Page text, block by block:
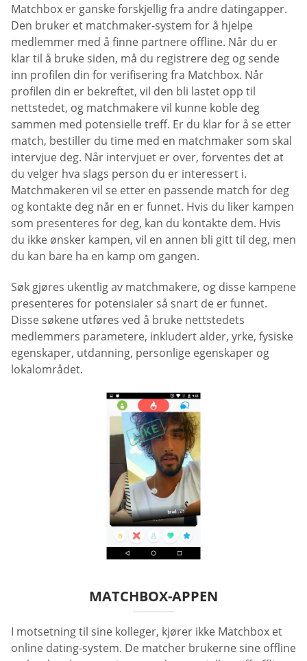
Matchbox er ganske forskjellig fra andre datingapper.
Den bruker et matchmaker-system for å hjelpe
medlemmer med å finne partnere offline. Når du er
klar til å bruke siden, må du registrere deg og sende
inn profilen din for verifisering fra Matchbox. Når
profilen din er bekreftet, vil den bli lastet opp til
nettstedet, og matchmakere vil kunne koble deg
sammen med potensielle treff. Er du klar for å se etter
match, bestiller du time med en matchmaker som skal
intervjue deg. Når intervjuet er over, forventes det at
du velger hva slags person du er interessert i.
Matchmakeren vil se etter en passende match for deg
og kontakte deg når en er funnet. Hvis du liker kampen
som presenteres for deg, kan du kontakte dem. Hvis
du ikke ønsker kampen, vil en annen bli gitt til deg, men
du kan bare ha en kamp om gangen.
Søk gjøres ukentlig av matchmakere, og disse kampene
presenteres for potensialer så snart de er funnet.
Disse søkene utføres ved å bruke nettstedets
medlemmers parametere, inkludert alder, yrke, fysiske
egenskaper, utdanning, personlige egenskaper og
lokalområdet.
MATCHBOX-APPEN
I motsetning til sine kolleger, kjører ikke Matchbox et
online dating-system. De matcher brukerne sine offline